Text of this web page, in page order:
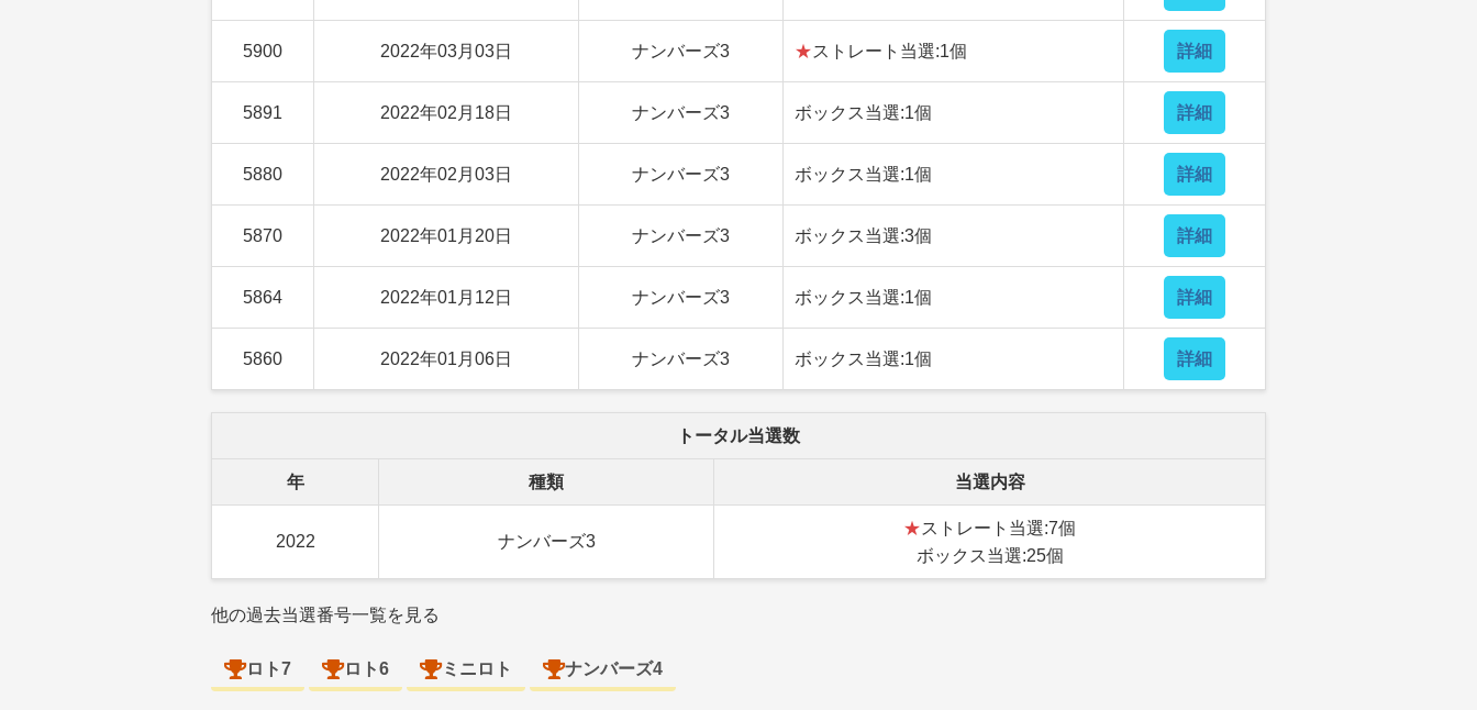
5900 2022年03月03日 ナンバーズ3 ★ストレート当選:1個 詳細
5891 2022年02月18日 ナンバーズ3 ボックス当選:1個 詳細
5880 2022年02月03日 ナンバーズ3 ボックス当選:1個 詳細
5870 2022年01月20日 ナンバーズ3 ボックス当選:3個 詳細
5864 2022年01月12日 ナンバーズ3 ボックス当選:1個 詳細
5860 2022年01月06日 ナンバーズ3 ボックス当選:1個 詳細
トータル当選数
年 種類 当選内容
2022 ナンバーズ3
★ストレート当選:7個
ボックス当選:25個
他の過去当選番号一覧を見る
ロト7 ロト6 ミニロト ナンバーズ4